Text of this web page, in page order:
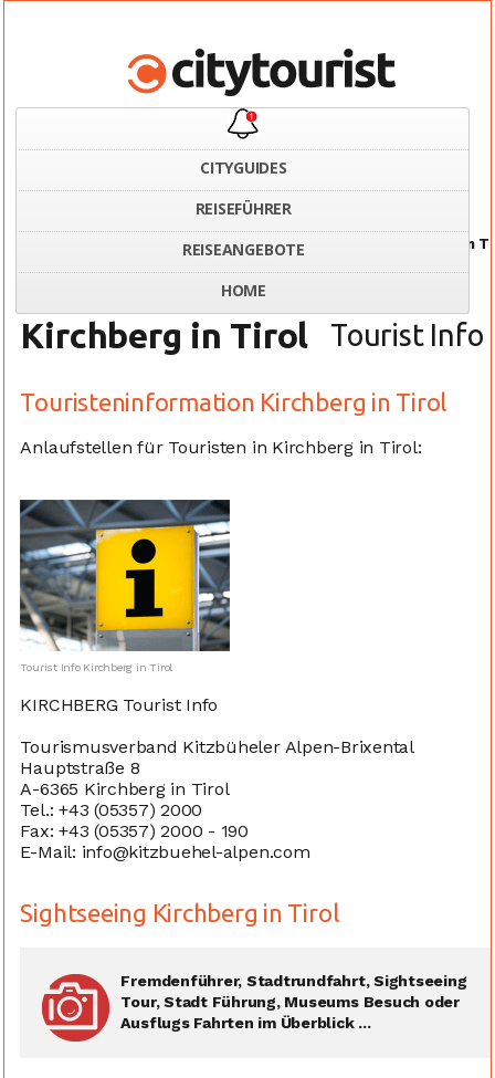
CITYGUIDES
REISEFÜHRER
REISEANGEBOTE
HOME
Österreich Touristeninformation Kirchberg in
Kirchberg in Tirol Tourist Info
Touristeninformation Kirchberg in Tirol
Anlaufstellen für Touristen in Kirchberg in Tirol:
Tourist Info Kirchberg in Tirol
KIRCHBERG Tourist Info
Tourismusverband Kitzbüheler Alpen-Brixental
Hauptstraße 8
A-6365 Kirchberg in Tirol
Tel.: +43 (05357) 2000
Fax: +43 (05357) 2000 - 190
E-Mail: info@kitzbuehel-alpen.com
Sightseeing Kirchberg in Tirol
Fremdenführer, Stadtrundfahrt, Sightseeing
Tour, Stadt Führung, Museums Besuch oder
Ausflugs Fahrten im Überblick ...